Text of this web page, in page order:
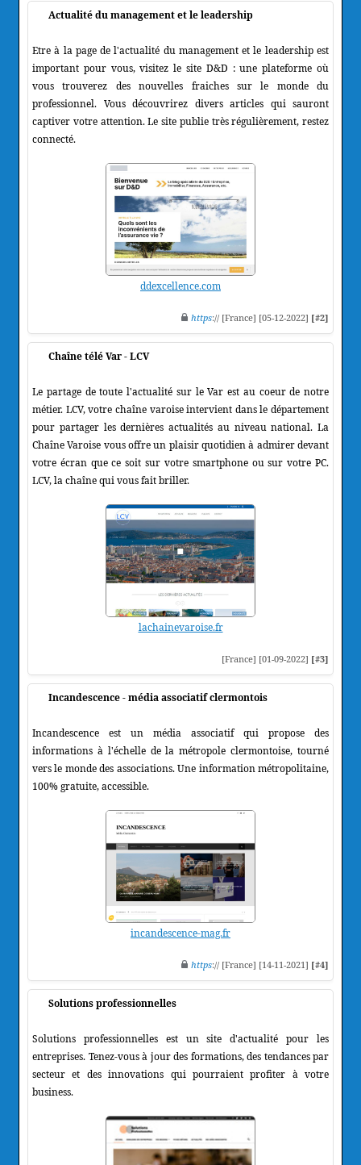
Actualité du management et le leadership
Etre à la page de l'actualité du management et le leadership est
important pour vous, visitez le site D&D : une plateforme où
vous trouverez des nouvelles fraiches sur le monde du
professionnel. Vous découvrirez divers articles qui sauront
captiver votre attention. Le site publie très régulièrement, restez
connecté.
ddexcellence.com
https:// [France] [05-12-2022] [#2]
Chaîne télé Var - LCV
Le partage de toute l'actualité sur le Var est au coeur de notre
métier. LCV, votre chaîne varoise intervient dans le département
pour partager les dernières actualités au niveau national. La
Chaîne Varoise vous offre un plaisir quotidien à admirer devant
votre écran que ce soit sur votre smartphone ou sur votre PC.
LCV, la chaîne qui vous fait briller.
lachainevaroise.fr
[France] [01-09-2022] [#3]
Incandescence - média associatif clermontois
Incandescence est un média associatif qui propose des
informations à l'échelle de la métropole clermontoise, tourné
vers le monde des associations. Une information métropolitaine,
100% gratuite, accessible.
incandescence-mag.fr
https:// [France] [14-11-2021] [#4]
Solutions professionnelles
Solutions professionnelles est un site d'actualité pour les
entreprises. Tenez-vous à jour des formations, des tendances par
secteur et des innovations qui pourraient profiter à votre
business.